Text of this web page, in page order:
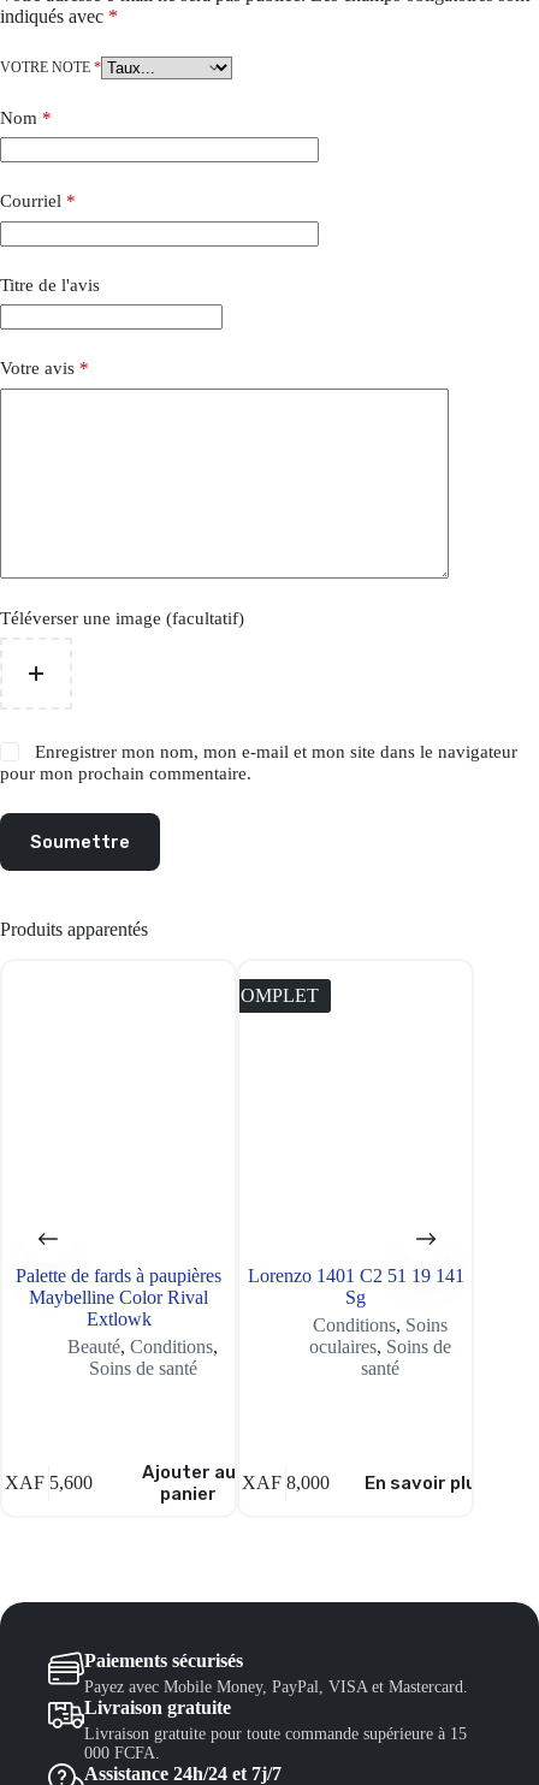
indiqués avec *
VOTRE NOTE *
Nom *
Courriel *
Titre de l'avis
Votre avis *
Téléverser une image (facultatif)
Enregistrer mon nom, mon e-mail et mon site dans le navigateur
pour mon prochain commentaire.
Soumettre
Produits apparentés
Palette de fards à paupières
Maybelline Color Rival
Extlowk
Beauté,Conditions,
Soins de santé
XAF5,600
Ajouter au
panier
COMPLET
Lorenzo 1401 C2 51 19 141
Sg
Conditions, Soins
oculaires, Soins de
santé
XAF8,000 En savoir plus
Paiements sécurisés
Payez avec Mobile Money, PayPal, VISA et Mastercard.
Livraison gratuite
Livraison gratuite pour toute commande supérieure à 15
000 FCFA.
Assistance 24h/24 et 7j/7